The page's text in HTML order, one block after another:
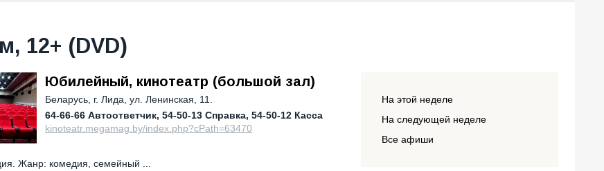
12+ (DVD)
Юбилейный, кинотеатр (большой зал)
Беларусь, г. Лида, ул. Ленинская, 11.
64-66-66 Автоответчик 54-50-13 Справка 54-50-12 Касса
kinoteatr.megamag.by/index.php?cPath=63470
Жанр: комедия, семейный ...
На этой неделе
На следующей неделе
Все афиши